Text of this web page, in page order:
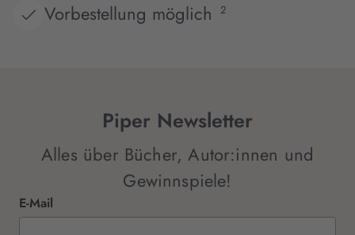
Vorbestellung möglich 2
Piper Newsletter
Alles über Bücher, Autor:innen und
Gewinnspiele!
E-Mail